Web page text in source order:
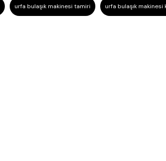
urfa bulaşık makinesi tamiri urfa bulaşık makinesi